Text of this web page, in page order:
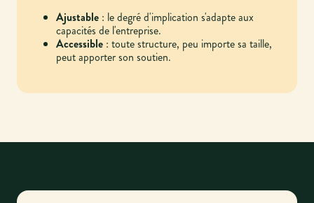
Ajustable : le degré d'implication s'adapte aux
capacités de l'entreprise.
Accessible : toute structure, peu importe sa taille,
peut apporter son soutien.